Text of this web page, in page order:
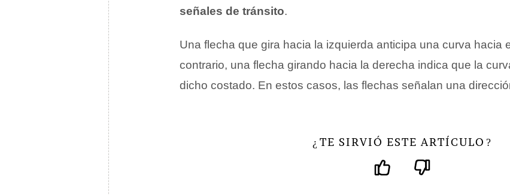
señales de tránsito.
Una flecha que gira hacia la izquierda anticipa una curva hacia
contrario, una flecha girando hacia la derecha indica que la
dicho costado. En estos casos, las flechas señalan una
¿ TE SIRVIÓ ESTE ARTÍCULO ?